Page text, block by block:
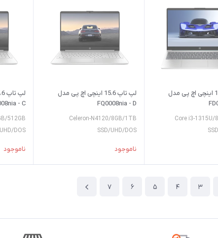
لپ تاپ 15.6 اینچی اچ پی مدل
Core i3-1315U/
لپ تاپ 15.6 اینچی اچ پی مدل
FQ0008nia - D
Celeron-N4120/8GB/1TB
SSD/UHD/DOS
ناموجود
- C
512GB
DOS
ناموجود
3
4
5
6
7